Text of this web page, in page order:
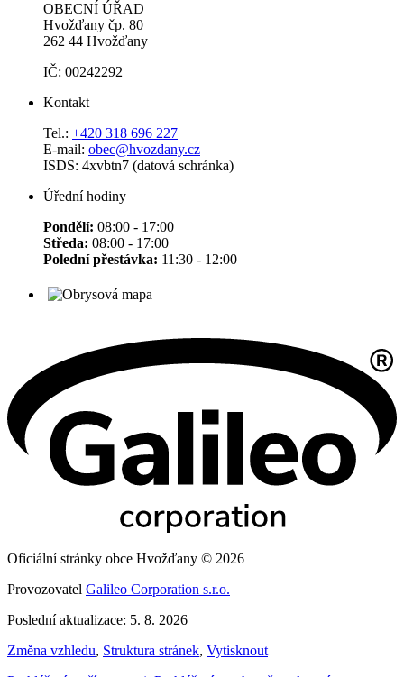
OBECNÍ ÚŘAD
Hvožďany čp. 80
262 44 Hvožďany
IČ: 00242292
Kontakt
Tel.: +420 318 696 227
E-mail: obec@hvozdany.cz
ISDS: 4xvbtn7 (datová schránka)
Úřední hodiny
Pondělí: 08:00 - 17:00
Středa: 08:00 - 17:00
Polední přestávka: 11:30 - 12:00
Oficiální stránky obce Hvožďany © 2026
Provozovatel Galileo Corporation s.r.o.
Poslední aktualizace: 5. 8. 2026
Změna vzhledu, Struktura stránek, Vytisknout